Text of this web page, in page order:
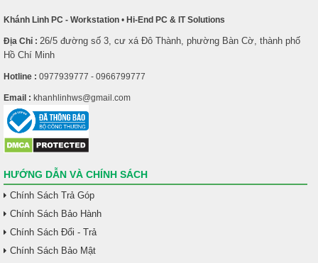
Khánh Linh PC - Workstation • Hi-End PC & IT Solutions
Địa Chỉ : 26/5 đường số 3, cư xá Đô Thành, phường Bàn Cờ, thành phố
Hồ Chí Minh
Hotline : 0977939777 - 0966799777
Email : khanhlinhws@gmail.com
HƯỚNG DẪN VÀ CHÍNH SÁCH
Chính Sách Trả Góp
Chính Sách Bảo Hành
Chính Sách Đổi - Trả
Chính Sách Bảo Mật